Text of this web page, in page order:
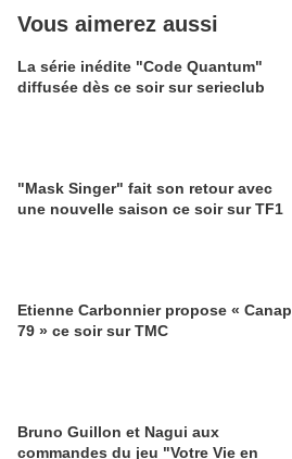
Vous aimerez aussi
La série inédite "Code Quantum"
diffusée dès ce soir sur serieclub
"Mask Singer" fait son retour avec
une nouvelle saison ce soir sur TF1
Etienne Carbonnier propose « Canap
79 » ce soir sur TMC
Bruno Guillon et Nagui aux
commandes du jeu "Votre Vie en